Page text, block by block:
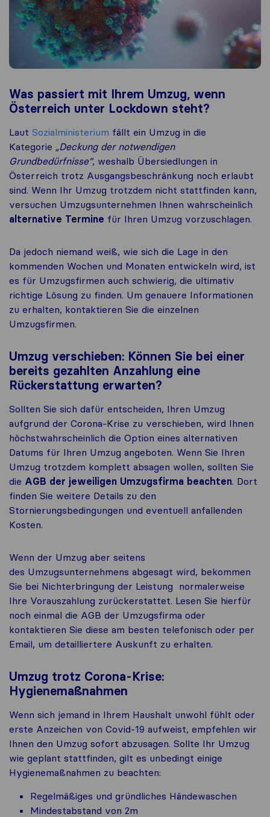
Was passiert mit Ihrem Umzug, wenn
Österreich unter Lockdown steht?
Laut Sozialministerium fällt ein Umzug in die
Kategorie „Deckung der notwendigen
Grundbedürfnisse“, weshalb Übersiedlungen in
Österreich trotz Ausgangsbeschränkung noch erlaubt
sind. Wenn Ihr Umzug trotzdem nicht stattfinden kann,
versuchen Umzugsunternehmen Ihnen wahrscheinlich
alternative Termine für Ihren Umzug vorzuschlagen.
Da jedoch niemand weiß, wie sich die Lage in den
kommenden Wochen und Monaten entwickeln wird, ist
es für Umzugsfirmen auch schwierig, die ultimativ
richtige Lösung zu finden. Um genauere Informationen
zu erhalten, kontaktieren Sie die einzelnen
Umzugsfirmen.
Umzug verschieben: Können Sie bei einer
bereits gezahlten Anzahlung eine
Rückerstattung erwarten?
Sollten Sie sich dafür entscheiden, Ihren Umzug
aufgrund der Corona-Krise zu verschieben, wird Ihnen
höchstwahrscheinlich die Option eines alternativen
Datums für Ihren Umzug angeboten. Wenn Sie Ihren
Umzug trotzdem komplett absagen wollen, sollten Sie
die AGB der jeweiligen Umzugsfirma beachten. Dort
finden Sie weitere Details zu den
Stornierungsbedingungen und eventuell anfallenden
Kosten.
Wenn der Umzug aber seitens
des Umzugsunternehmens abgesagt wird, bekommen
Sie bei Nichterbringung der Leistung normalerweise
Ihre Vorauszahlung zurückerstattet. Lesen Sie hierfür
noch einmal die AGB der Umzugsfirma oder
kontaktieren Sie diese am besten telefonisch oder per
Email, um detailliertere Auskunft zu erhalten.
Umzug trotz Corona-Krise:
Hygienemaßnahmen
Wenn sich jemand in Ihrem Haushalt unwohl fühlt oder
erste Anzeichen von Covid-19 aufweist, empfehlen wir
Ihnen den Umzug sofort abzusagen. Sollte Ihr Umzug
wie geplant stattfinden, gilt es unbedingt einige
Hygienemaßnahmen zu beachten:
Regelmäßiges und gründliches Händewaschen
Mindestabstand von 2m